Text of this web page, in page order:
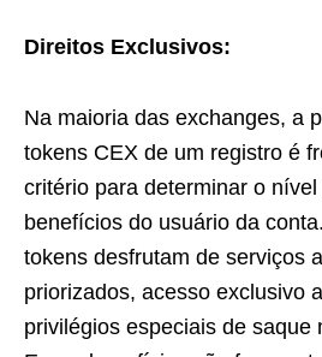
Direitos Exclusivos:
Na maioria das exchanges, a
tokens CEX de um registro é
critério para determinar o
benefícios do usuário da
tokens desfrutam de serviços
priorizados, acesso exclusivo
privilégios especiais de saque